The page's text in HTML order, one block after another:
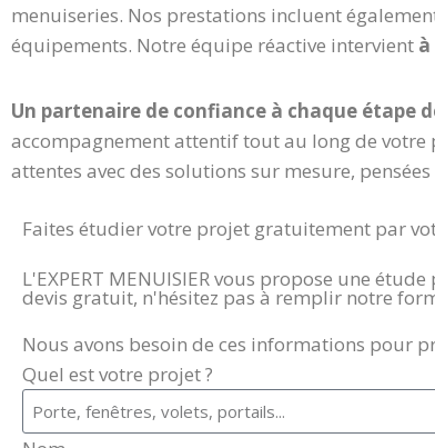
menuiseries. Nos prestations incluent
équipements. Notre équipe réactive intervient
Un partenaire de confiance à chaque étape
accompagnement attentif tout au long de votre
attentes avec des solutions sur mesure,
Faites étudier votre projet gratuitement par
L'EXPERT MENUISIER vous propose une
devis gratuit, n'hésitez pas à remplir notre
Nous avons besoin de ces informations pour
Quel est votre projet ?